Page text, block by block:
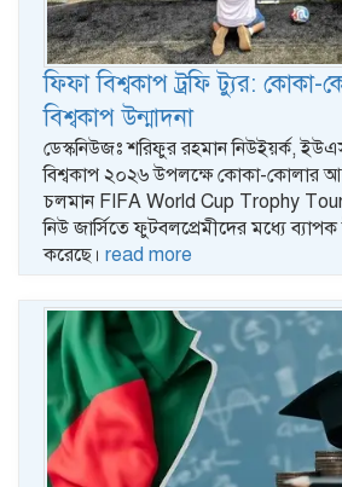
ফিফা বিশ্বকাপ ট্রফি ট্যুর:
বিশ্বকাপ উন্মাদনা
ডেস্কনিউজঃ শরিফুর রহমান নিউইয়র্ক,
বিশ্বকাপ ২০২৬ উপলক্ষে কোকা-কোলার
চলমান FIFA World Cup Trophy Tour
নিউ জার্সিতে ফুটবলপ্রেমীদের মধ্যে ব্যাপক
করেছে। read more